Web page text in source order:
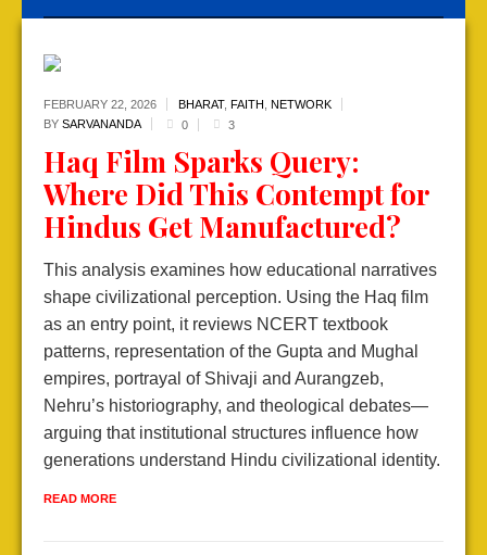
FEBRUARY 22, 2026 BHARAT, FAITH NETWORK
BY SARVANANDA 0 3
Haq Film Sparks Query:
Where Did This Contempt for
Hindus Get Manufactured?
This analysis examines how educational narratives
shape civilizational perception. Using the Haq film
as an entry point, it reviews NCERT textbook
patterns, representation of the Gupta and Mughal
empires, portrayal of Shivaji and Aurangzeb,
Nehru’s historiography, and theological debates—
arguing that institutional structures influence how
generations understand Hindu civilizational identity.
READ MORE